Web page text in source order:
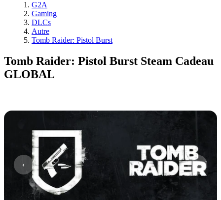
G2A
Gaming
DLCs
Autre
Tomb Raider: Pistol Burst
Tomb Raider: Pistol Burst Steam Cadeau
GLOBAL